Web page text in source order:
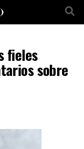
fieles
sobre